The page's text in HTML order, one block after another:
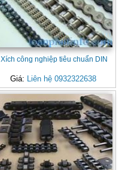
Xích công nghiệp tiêu chuẩn DIN
Giá: Liên hệ 0932322638